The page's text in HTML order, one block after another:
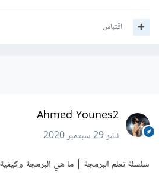
اقتباس
Ahmed Younes2
نشر29 سبتمبر 2020
سلسلة تعلم البرمجة | ما هي البرمجة وكيفية